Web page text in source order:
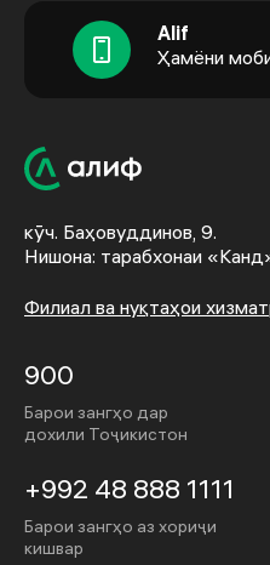
Alif
Ҳамёни
кӯч. Баҳовуддинов, 9.
Нишона: тарабхонаи
Филиал ва нуқтаҳои
900
Барои зангҳо дар
дохили Тоҷикистон
+992 48 888 1111
Барои зангҳо аз хориҷи
кишвар